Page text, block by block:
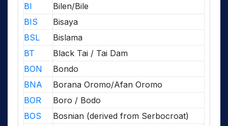
BI
Bilen/Bile
BIS
Bisaya
BSL
Bislama
BT
Black Tai / Tai Dam
BON
Bondo
BNA
Borana Oromo/Afan Oromo
BOR
Boro / Bodo
BOS
Bosnian (derived from Serbocroat)